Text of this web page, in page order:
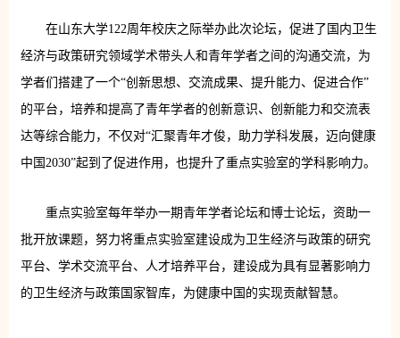
在山东大学122周年校庆之际举办此次论坛，促进了国内卫生
经济与政策研究领域学术带头人和青年学者之间的沟通交流，为
学者们搭建了一个“创新思想、交流成果、提升能力、促进合作”
的平台，培养和提高了青年学者的创新意识、创新能力和交流表
达等综合能力，不仅对“汇聚青年才俊，助力学科发展，迈向健康
中国2030”起到了促进作用，也提升了重点实验室的学科影响力。
重点实验室每年举办一期青年学者论坛和博士论坛，资助一
批开放课题，努力将重点实验室建设成为卫生经济与政策的研究
平台、学术交流平台、人才培养平台，建设成为具有显著影响力
的卫生经济与政策国家智库，为健康中国的实现贡献智慧。